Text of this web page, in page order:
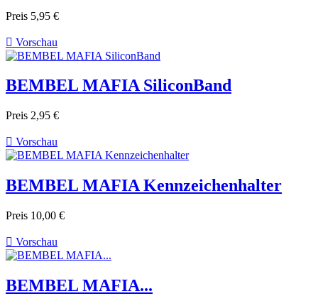
Preis 5,95 €
 Vorschau
BEMBEL MAFIA SiliconBand
Preis 2,95 €
 Vorschau
BEMBEL MAFIA Kennzeichenhalter
Preis 10,00 €
 Vorschau
BEMBEL MAFIA...